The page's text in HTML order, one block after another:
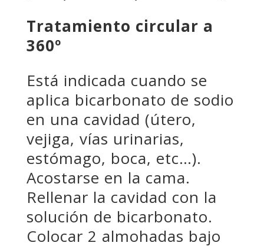
Tratamiento circular a
360º
Está indicada cuando se
aplica bicarbonato de sodio
en una cavidad (útero,
vejiga, vías urinarias,
estómago, boca, etc…).
Acostarse en la cama.
Rellenar la cavidad con la
solución de bicarbonato.
Colocar 2 almohadas bajo